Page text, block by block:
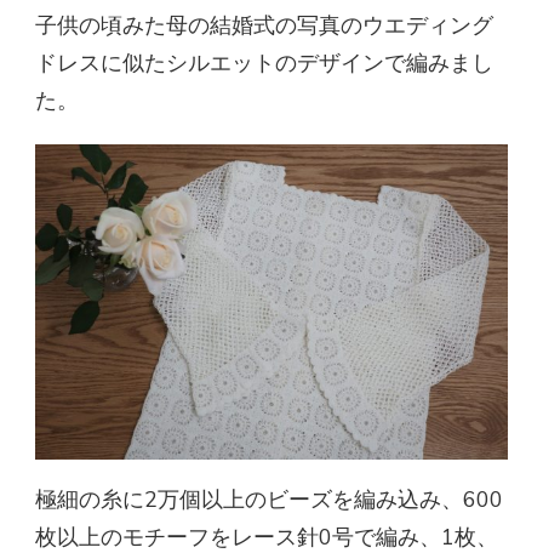
子供の頃みた母の結婚式の写真のウエディング
ドレスに似たシルエットのデザインで編みまし
た。
極細の糸に2万個以上のビーズを編み込み、600
枚以上のモチーフをレース針0号で編み、1枚、